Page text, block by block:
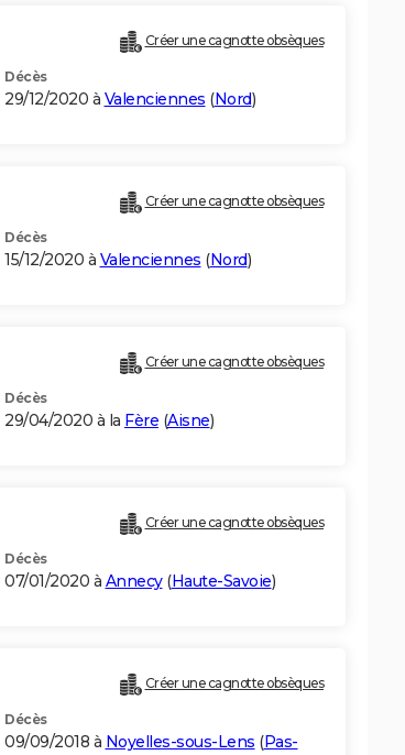
Créer une cagnotte obsèques
Décès
29/12/2020 à Valenciennes (Nord)
Créer une cagnotte obsèques
Décès
15/12/2020 à Valenciennes (Nord)
Créer une cagnotte obsèques
Décès
29/04/2020 à la Fère (Aisne)
Créer une cagnotte obsèques
Décès
07/01/2020 à Annecy(Haute-Savoie)
Créer une cagnotte obsèques
Décès
09/09/2018 à Noyelles-sous-Lens (Pas-